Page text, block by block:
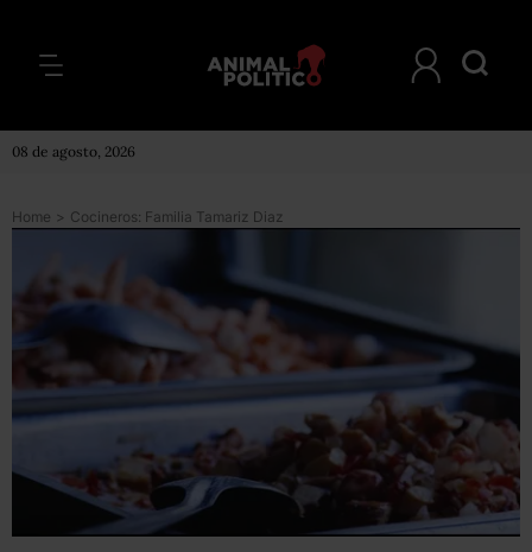
08 de agosto, 2026
Home > Cocineros: Familia Tamariz Diaz